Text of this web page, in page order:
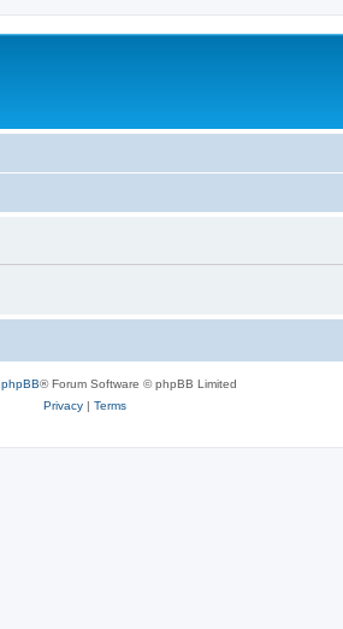
phpBB® Forum Software © phpBB Limited
Privacy| Terms